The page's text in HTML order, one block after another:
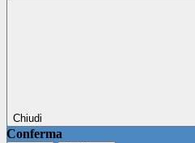
Chiudi
Conferma